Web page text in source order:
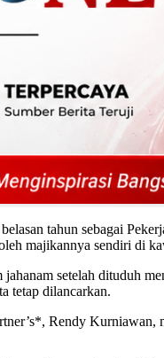
tahun sebagai
majikannya sendiri di
setelah dituduh
tetap dilancarkan.
Rendy Kurniawan,